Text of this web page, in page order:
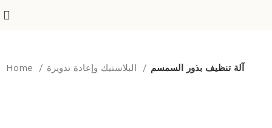
Home آلة تنظيف بذور السمسم